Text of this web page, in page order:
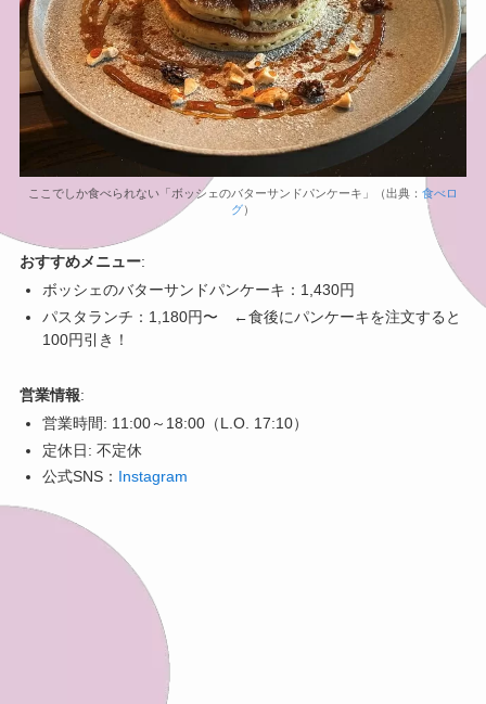
ここでしか食べられない「ボッシェのバターサンドパンケーキ」（出典： 食べロ
グ）
おすすめメニュー:
ボッシェのバターサンドパンケーキ：1,430円
パスタランチ：1,180円〜 ←食後にパンケーキを注文すると
100円引き！
営業情報:
営業時間: 11:00～18:00（L.O. 17:10）
定休日: 不定休
公式SNS： Instagram